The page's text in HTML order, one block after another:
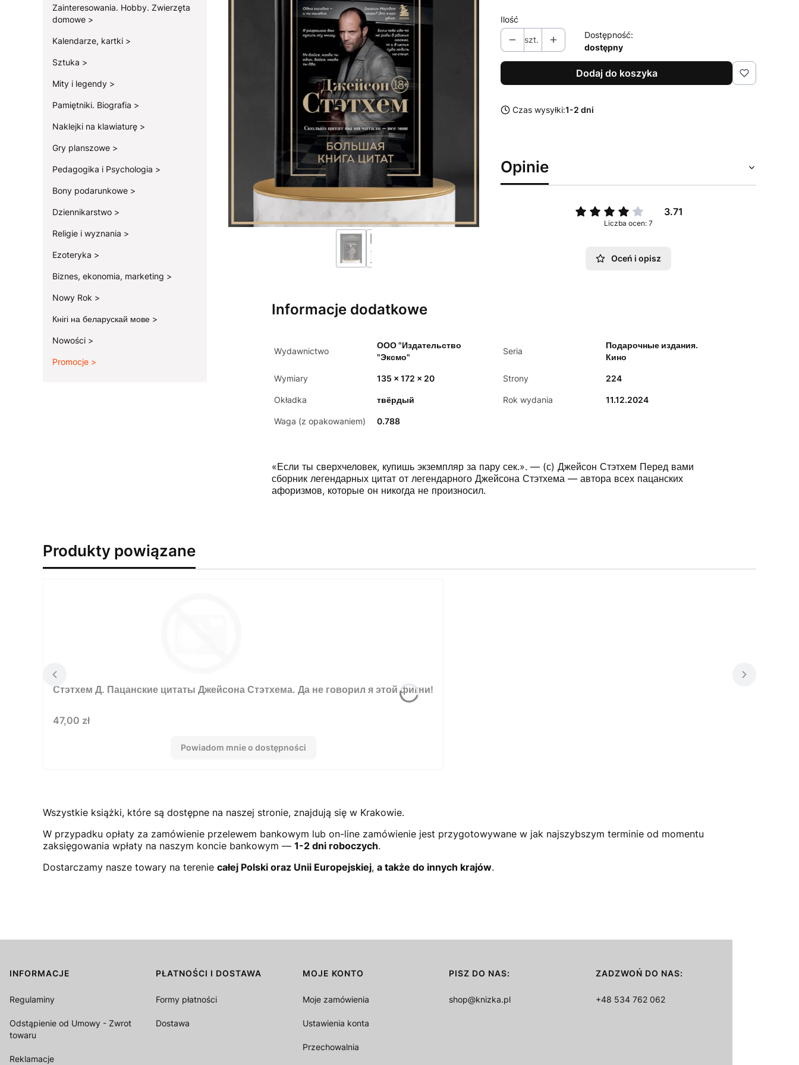
Zainteresowania. Hobby. Zwierzęta
domowe
Kalendarze, kartki
Sztuka
Mity i legendy
Pamiętniki. Biografia
Naklejki na klawiaturę
Gry planszowe
Pedagogika i Psychologia
Bony podarunkowe
Dziennikarstwo
Religie i wyznania
Ezoteryka
Biznes, ekonomia, marketing
Nowy Rok
Кнігі на беларускай мове
Nowości
Promocje
Ilość
szt.
Dostępność:
dostępny
Dodaj do koszyka
Czas wysyłki:1-2 dni
Opinie
3.71
Liczba ocen: 7
Oceń i opisz
Informacje dodatkowe
Wydawnictwo
ООО "Издательство
"Эксмо"
Seria
Подарочные издания.
Кино
Wymiary 135 x 172 x 20 Strony 224
Okładka твёрдый Rok wydania 11.12.2024
Waga (z opakowaniem) 0.788
«Если ты сверхчеловек, купишь экземпляр за пару сек.». — (с) Джейсон Стэтхем Перед вами
сборник легендарных цитат от легендарного Джейсона Стэтхема — автора всех пацанских
афоризмов, которые он никогда не произносил.
Produkty powiązane
Стэтхем Д. Пацанские цитаты Джейсона Стэтхема. Да не говорил я этой фигни!
Cena
47,00 zł
Powiadom mnie o dostępności
Wszystkie książki, które są dostępne na naszej stronie, znajdują się w Krakowie.
W przypadku opłaty za zamówienie przelewem bankowym lub on-line zamówienie jest przygotowywane w jak najszybszym terminie od momentu
zaksięgowania wpłaty na naszym koncie bankowym — 1-2 dni roboczych.
Dostarczamy nasze towary na terenie całej Polski oraz Unii Europejskiej, a także do innych krajów.
Linki w stopce
INFORMACJE
Regulaminy
Odstąpienie od Umowy - Zwrot
towaru
Reklamacje
PŁATNOŚCI I DOSTAWA
Formy płatności
Dostawa
MOJE KONTO
Moje zamówienia
Ustawienia konta
Przechowalnia
PISZ DO NAS:
shop@knizka.pl
ZADZWOŃ DO NAS:
+48 534 762 062